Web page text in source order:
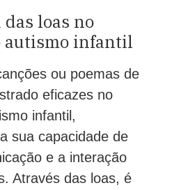
loas no
autismo infantil
ou poemas de
eficazes no
infantil,
sua capacidade de
e a interação
Através das loas, é